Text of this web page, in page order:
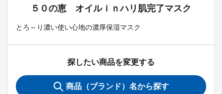
５０の恵 オイルｉｎハリ肌完了マスク
とろ～り濃い使い心地の濃厚保湿マスク
探したい商品を変更する
商品（ブランド）名から探す